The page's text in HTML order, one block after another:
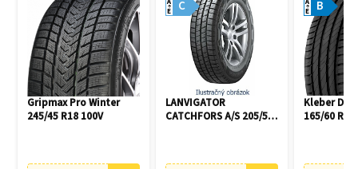
Gripmax Pro Winter
245/45 R18 100V
C
A
E
LANVIGATOR
CATCHFORS A/S 205/55
B
A
E
Kleber
165/60 R14